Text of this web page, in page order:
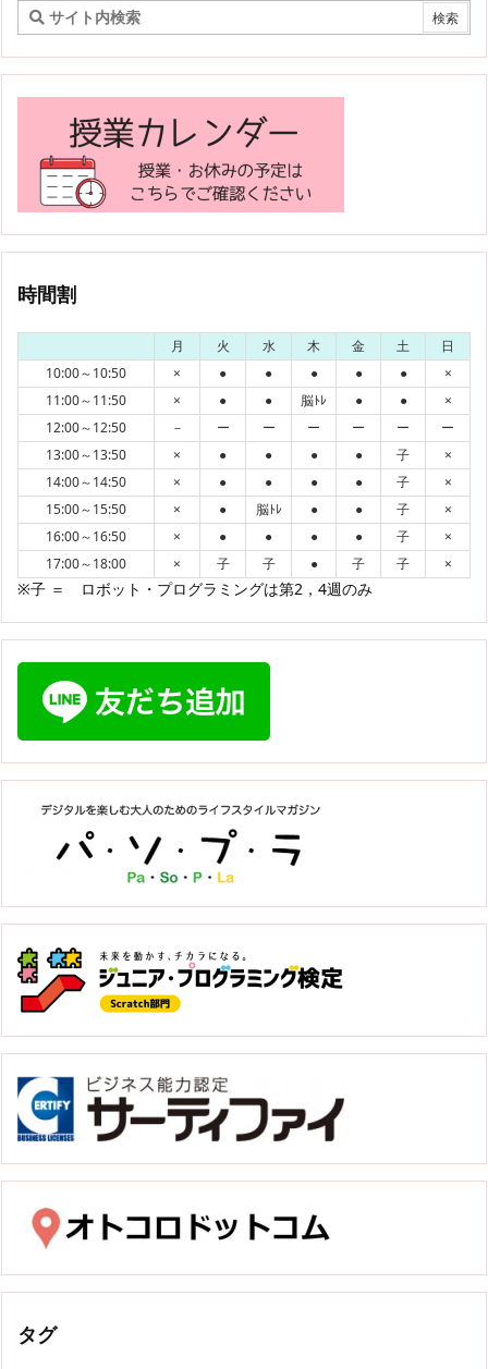
時間割
月 火 水 木 金 土
日
10:00～10:50
× ● ● ● ● ●
×
11:00～11:50
× ● ● 脳ﾄﾚ ● ●
×
12:00～12:50
－ ー ー ー ー ー
ー
13:00～13:50
× ● ● ● ● 子
×
14:00～14:50
× ● ● ● ● 子
×
15:00～15:50
× ● 脳ﾄﾚ ● ● 子
×
16:00～16:50
× ● ● ● ● 子
×
17:00～18:00
× 子 子 ● 子 子 ×
※子 ＝ ロボット・プログラミングは第2，4週のみ
タグ